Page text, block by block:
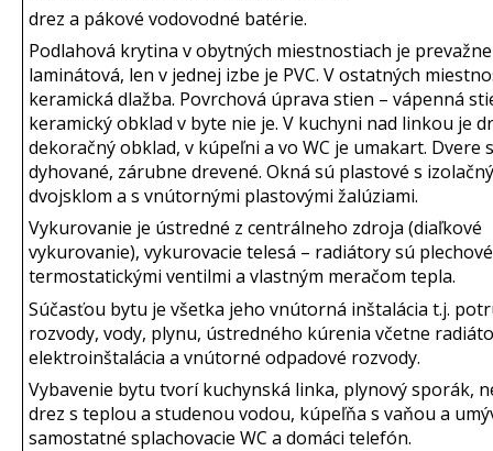
drez a pákové vodovodné batérie.
Podlahová krytina v obytných miestnostiach je prevažne
laminátová, len v jednej izbe je PVC. V ostatných
keramická dlažba. Povrchová úprava stien – vápenná
keramický obklad v byte nie je. V kuchyni nad linkou je
dekoračný obklad, v kúpeľni a vo WC je umakart. Dvere
dyhované, zárubne drevené. Okná sú plastové s
dvojsklom a s vnútornými plastovými žalúziami.
Vykurovanie je ústredné z centrálneho zdroja (diaľkové
vykurovanie), vykurovacie telesá – radiátory sú
termostatickými ventilmi a vlastným meračom tepla.
Súčasťou bytu je všetka jeho vnútorná inštalácia t.j.
rozvody, vody, plynu, ústredného kúrenia včetne
elektroinštalácia a vnútorné odpadové rozvody.
Vybavenie bytu tvorí kuchynská linka, plynový sporák,
drez s teplou a studenou vodou, kúpeľňa s vaňou a
samostatné splachovacie WC a domáci telefón.